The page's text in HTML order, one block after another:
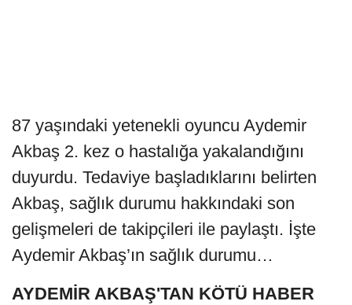
87 yaşındaki yetenekli oyuncu Aydemir
Akbaş 2. kez o hastalığa yakalandığını
duyurdu. Tedaviye başladıklarını belirten
Akbaş, sağlık durumu hakkındaki son
gelişmeleri de takipçileri ile paylaştı. İşte
Aydemir Akbaş’ın sağlık durumu…
AYDEMİR AKBAŞ'TAN KÖTÜ HABER